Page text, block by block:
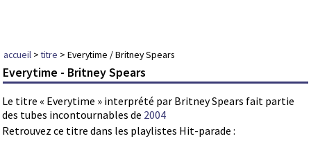
accueil >titre > Everytime / Britney Spears
Everytime - Britney Spears
Le titre « Everytime » interprété par Britney Spears fait partie
des tubes incontournables de 2004
Retrouvez ce titre dans les playlistes Hit-parade :